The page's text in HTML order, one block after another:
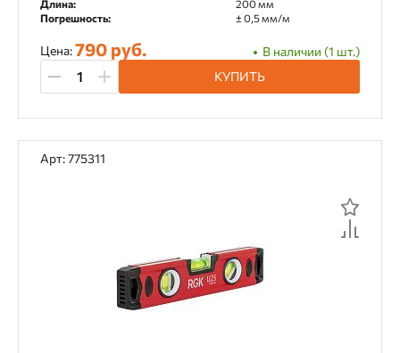
Длина:
200 мм
Погрешность:
± 0,5 мм/м
Цена:790 руб.
В наличии (1 шт.)
КУПИТЬ
Арт: 775311